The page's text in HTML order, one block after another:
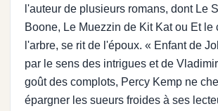
l'auteur de plusieurs romans, dont Le
Boone, Le Muezzin de Kit Kat ou Et le
l'arbre, se rit de l'époux. « Enfant de
par le sens des intrigues et de
goût des complots, Percy Kemp ne
épargner les sueurs froides à ses